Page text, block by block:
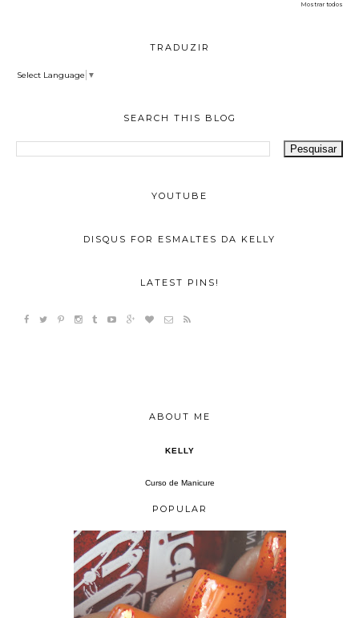
Mostrar todos
TRADUZIR
Select Language ▼
SEARCH THIS BLOG
YOUTUBE
DISQUS FOR ESMALTES DA KELLY
LATEST PINS!
ABOUT ME
KELLY
Curso de Manicure
POPULAR